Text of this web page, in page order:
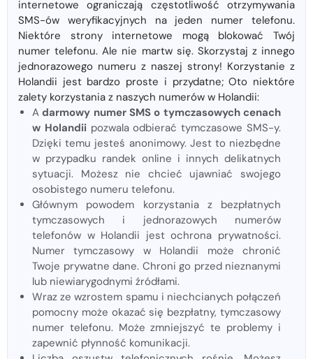
internetowe ograniczają częstotliwość otrzymywania
SMS-ów weryfikacyjnych na jeden numer telefonu.
Niektóre strony internetowe mogą blokować Twój
numer telefonu. Ale nie martw się. Skorzystaj z innego
jednorazowego numeru z naszej strony! Korzystanie z
Holandii jest bardzo proste i przydatne; Oto niektóre
zalety korzystania z naszych numerów w Holandii:
Adarmowy numer SMS o tymczasowych cenach
w Holandiipozwala odbierać tymczasowe SMS-y.
Dzięki temu jesteś anonimowy. Jest to niezbędne
w przypadku randek online i innych delikatnych
sytuacji. Możesz nie chcieć ujawniać swojego
osobistego numeru telefonu.
Głównym powodem korzystania z bezpłatnych
tymczasowych i jednorazowych numerów
telefonów w Holandii jest ochrona prywatności.
Numer tymczasowy w Holandii może chronić
Twoje prywatne dane. Chroni go przed nieznanymi
lub niewiarygodnymi źródłami.
Wraz ze wzrostem spamu i niechcianych połączeń
pomocny może okazać się bezpłatny, tymczasowy
numer telefonu. Może zmniejszyć te problemy i
zapewnić płynność komunikacji.